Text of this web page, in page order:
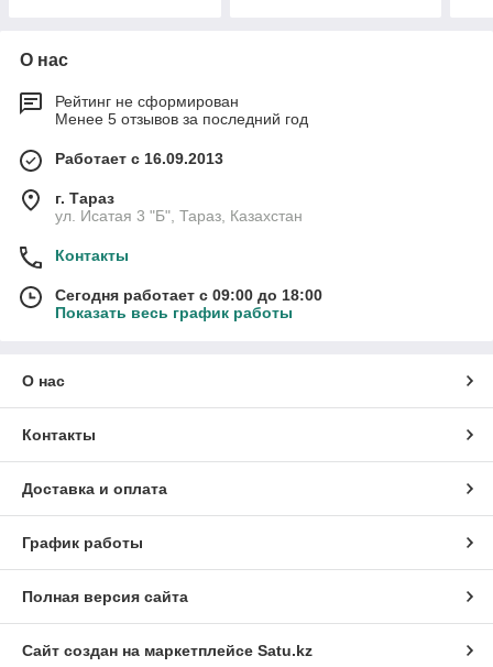
О нас
Рейтинг не сформирован
Менее 5 отзывов за последний год
Работает с 16.09.2013
г. Тараз
ул. Исатая 3 "Б", Тараз, Казахстан
Контакты
Сегодня работает с 09:00 до 18:00
Показать весь график работы
О нас
Контакты
Доставка и оплата
График работы
Полная версия сайта
Сайт создан на маркетплейсе Satu.kz